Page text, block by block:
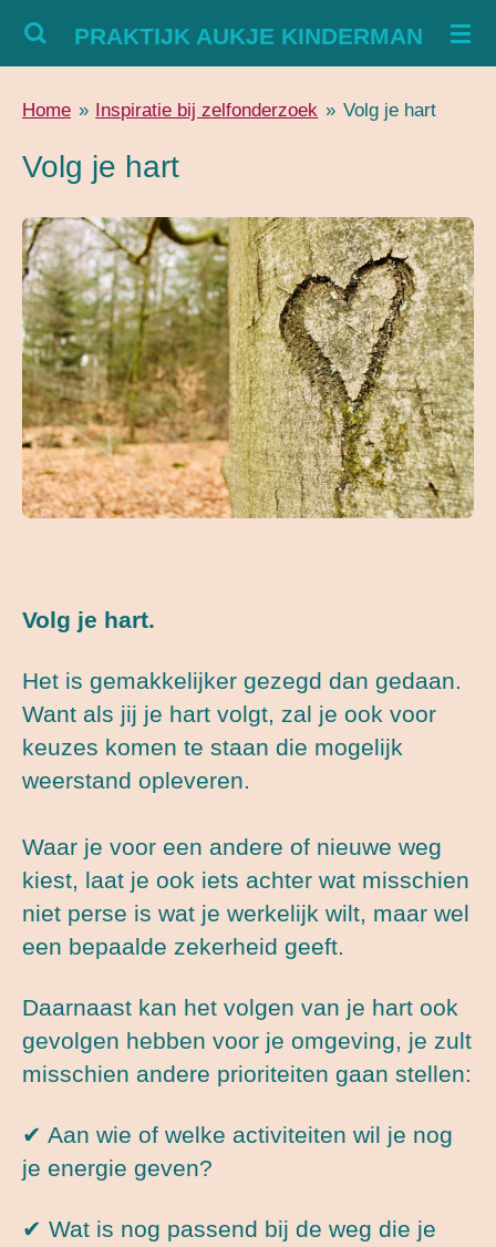
Ga
de
hoofdinhoud
PRAKTIJK AUKJE KINDERMAN
Home » Inspiratie bij zelfonderzoek » Volg je hart
Volg je hart
Volg je hart.
Het is gemakkelijker gezegd dan gedaan.
Want als jij je hart volgt, zal je ook voor
keuzes komen te staan die mogelijk
weerstand opleveren.
Waar je voor een andere of nieuwe weg
kiest, laat je ook iets achter wat misschien
niet perse is wat je werkelijk wilt, maar wel
een bepaalde zekerheid geeft.
Daarnaast kan het volgen van je hart ook
gevolgen hebben voor je omgeving, je zult
misschien andere prioriteiten gaan stellen:
✔ Aan wie of welke activiteiten wil je nog
je energie geven?
✔ Wat is nog passend bij de weg die je